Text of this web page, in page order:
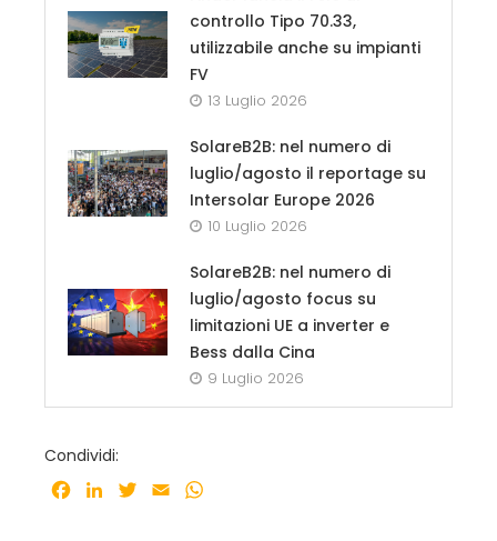
controllo Tipo 70.33,
utilizzabile anche su impianti
FV
13 Luglio 2026
SolareB2B: nel numero di
luglio/agosto il reportage su
Intersolar Europe 2026
10 Luglio 2026
SolareB2B: nel numero di
luglio/agosto focus su
limitazioni UE a inverter e
Bess dalla Cina
9 Luglio 2026
Condividi:
Facebook
LinkedInTwitter
Email